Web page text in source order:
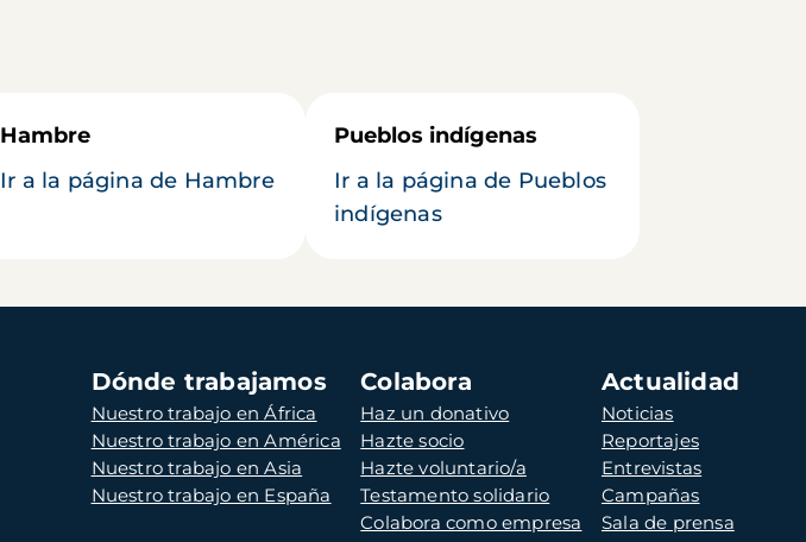
Hambre
Ir a la página de Hambre
Pueblos indígenas
Ir a la página de Pueblos
indígenas
Dónde trabajamos
Nuestro trabajo en África
Nuestro trabajo en América
Nuestro trabajo en Asia
Nuestro trabajo en España
Colabora
Haz un donativo
Hazte socio
Hazte voluntario/a
Testamento solidario
Colabora como empresa
Actualidad
Noticias
Reportajes
Entrevistas
Campañas
Sala de prensa